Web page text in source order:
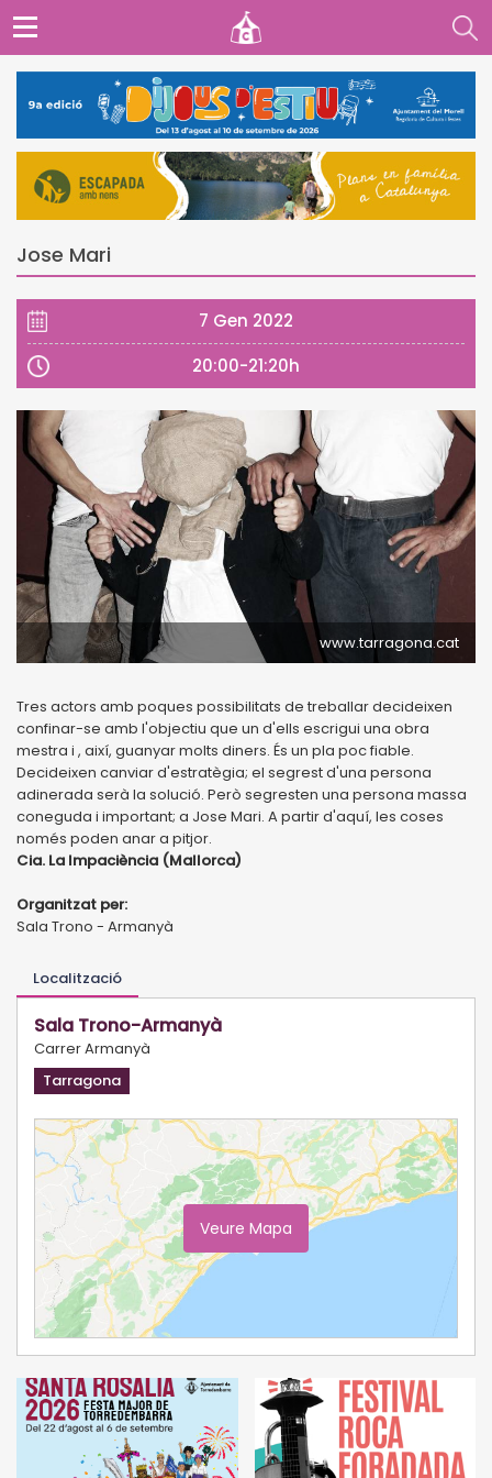
Jose Mari
7 Gen 2022
20:00-21:20h
www.tarragona.cat
Tres actors amb poques possibilitats de treballar decideixen
confinar-se amb l'objectiu que un d'ells escrigui una obra
mestra i , així, guanyar molts diners. És un pla poc fiable.
Decideixen canviar d'estratègia; el segrest d'una persona
adinerada serà la solució. Però segresten una persona massa
coneguda i important; a Jose Mari. A partir d'aquí, les coses
només poden anar a pitjor.
Cia. La Impaciència (Mallorca)
Organitzat per:
Sala Trono - Armanyà
Localització
Sala Trono-Armanyà
Carrer Armanyà
Tarragona
Veure Mapa